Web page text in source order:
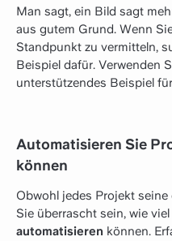
Man sagt, ein Bild sagt
aus gutem Grund. Wenn
Standpunkt zu vermitteln,
Beispiel dafür. Verwenden
unterstützendes Beispiel
Automatisieren Sie
können
Obwohl jedes Projekt
Sie überrascht sein, wie
automatisieren können.